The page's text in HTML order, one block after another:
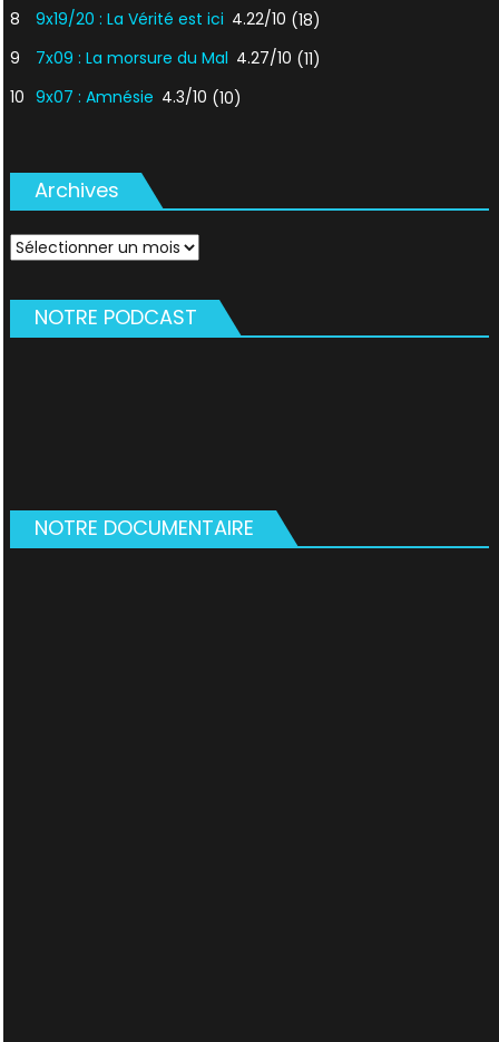
8
9x19/20 : La Vérité est ici 4.22/10 (18)
9
7x09 : La morsure du Mal 4.27/10 (11)
10 9x07 : Amnésie 4.3/10 (10)
Archives
Archives
NOTRE PODCAST
NOTRE DOCUMENTAIRE